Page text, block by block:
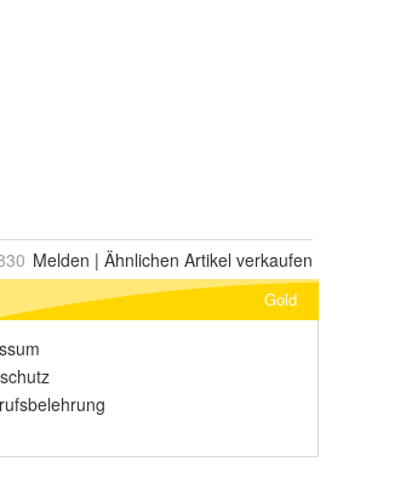
Melden | Ähnlichen Artikel verkaufen
Gold